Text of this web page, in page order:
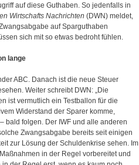
auf diese Guthaben. So jedenfalls in
Wirtschafts Nachrichten (DWN) meldet,
auf Sparguthaben
sich mit so etwas bedroht fühlen.
lange
ABC. Danach ist die neue Steuer
Weiter schreibt DWN: „Die
ist vermutlich ein Testballon für die
Widerstand der Sparer komme,
bald folgen. Der IWF und alle anderen
Zwangsabgabe bereits seit einigen
zur Lösung der Schuldenkrise sehen. Im
in der Regel vorbereitet und